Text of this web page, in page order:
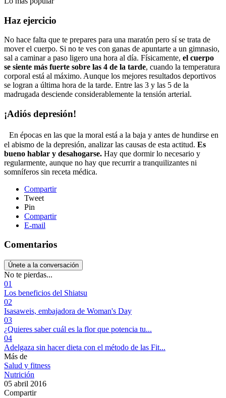
Haz ejercicio
No hace falta que te prepares para una maratón pero sí se trata de
mover el cuerpo. Si no te ves con ganas de apuntarte a un gimnasio,
sal a caminar a paso ligero una hora al día. Físicamente, el cuerpo
se siente más fuerte sobre las 4 de la tarde, cuando la temperatura
corporal está al máximo. Aunque los mejores resultados deportivos
se logran a última hora de la tarde. Entre las 3 y las 5 de la
madrugada desciende considerablemente la tensión arterial.
¡Adiós depresión!
En épocas en las que la moral está a la baja y antes de hundirse en
el abismo de la depresión, analizar las causas de esta actitud. Es
bueno hablar y desahogarse. Hay que dormir lo necesario y
regularmente, aunque no hay que recurrir a tranquilizantes ni
somníferos sin receta médica.
Compartir
Tweet
Pin
Compartir
E-mail
Comentarios
Únete a la conversación
No te pierdas...
01
Los beneficios del Shiatsu
02
Isasaweis, embajadora de Woman's Day
03
¿Quieres saber cuál es la flor que potencia tu...
04
Adelgaza sin hacer dieta con el método de las Fit...
Más de
Salud y fitness
Nutrición
05 abril 2016
Compartir